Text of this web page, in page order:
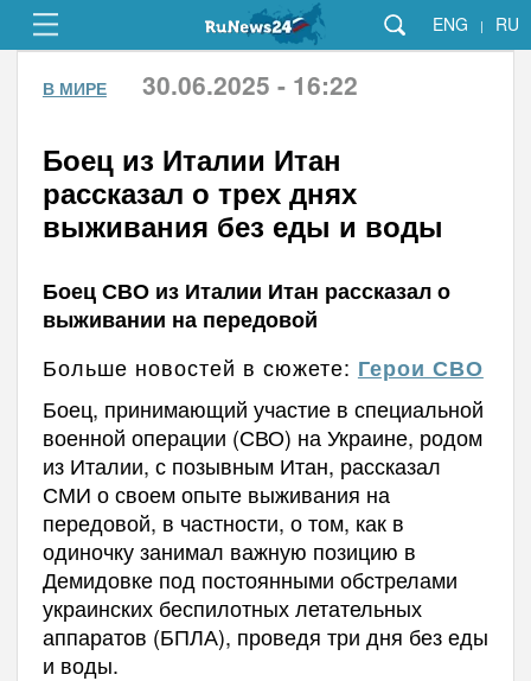
ENG | RU
В МИРЕ 30.06.2025 - 16:22
Боец из Италии Итан
рассказал о трех днях
выживания без еды и воды
Боец СВО из Италии Итан рассказал о
выживании на передовой
Больше новостей в сюжете: Герои СВО
Боец, принимающий участие в специальной
военной операции (СВО) на Украине, родом
из Италии, с позывным Итан, рассказал
СМИ о своем опыте выживания на
передовой, в частности, о том, как в
одиночку занимал важную позицию в
Демидовке под постоянными обстрелами
украинских беспилотных летательных
аппаратов (БПЛА), проведя три дня без еды
и воды.